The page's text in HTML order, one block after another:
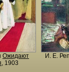
Ожидают
, 1903
И. Е.